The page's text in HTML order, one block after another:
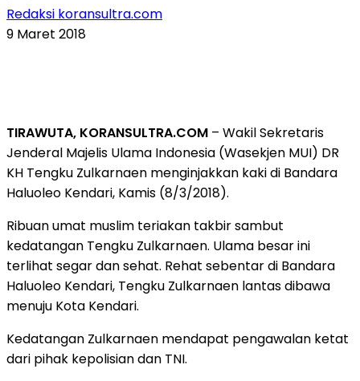
Redaksi koransultra.com
9 Maret 2018
TIRAWUTA, KORANSULTRA.COM – Wakil Sekretaris
Jenderal Majelis Ulama Indonesia (Wasekjen MUI) DR
KH Tengku Zulkarnaen menginjakkan kaki di Bandara
Haluoleo Kendari, Kamis (8/3/2018).
Ribuan umat muslim teriakan takbir sambut
kedatangan Tengku Zulkarnaen. Ulama besar ini
terlihat segar dan sehat. Rehat sebentar di Bandara
Haluoleo Kendari, Tengku Zulkarnaen lantas dibawa
menuju Kota Kendari.
Kedatangan Zulkarnaen mendapat pengawalan ketat
dari pihak kepolisian dan TNI.